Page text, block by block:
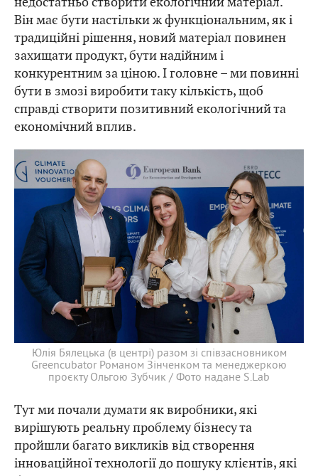
Він має бути настільки ж функціональним, як і
традиційні рішення, новий матеріал повинен
захищати продукт, бути надійним і
конкурентним за ціною. І головне – ми повинні
бути в змозі виробити таку кількість, щоб
справді створити позитивний екологічний та
економічний вплив.
Юлія Бялецька (в центрі) разом зі співзасновником
Greencubator Романом Зінченком та менеджеркою
проєкту Ольгою Зубчик / Фото надане S.Lab
Тут ми почали думати як виробники, які
вирішують реальну проблему бізнесу та
пройшли багато викликів від створення
інноваційної технології до пошуку клієнтів, які